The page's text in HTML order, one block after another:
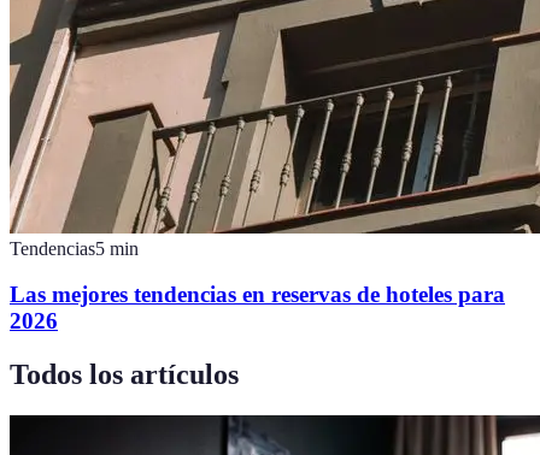
Tendencias5 min
Las mejores tendencias en reservas de hoteles para
2026
Todos los artículos